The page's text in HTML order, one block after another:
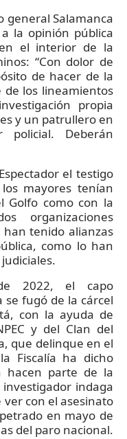
general Salamanca
la opinión pública
el interior de la
“Con dolor de
de hacer de la
los lineamientos
propia
y un patrullero en
policial. Deberán
el testigo
mayores tenían
Golfo como con la
organizaciones
tenido alianzas
como lo han
2022, el capo
fugó de la cárcel
con la ayuda de
y del Clan del
que delinque en el
Fiscalía ha dicho
hacen parte de la
indaga
con el asesinato
en mayo de
del paro nacional.